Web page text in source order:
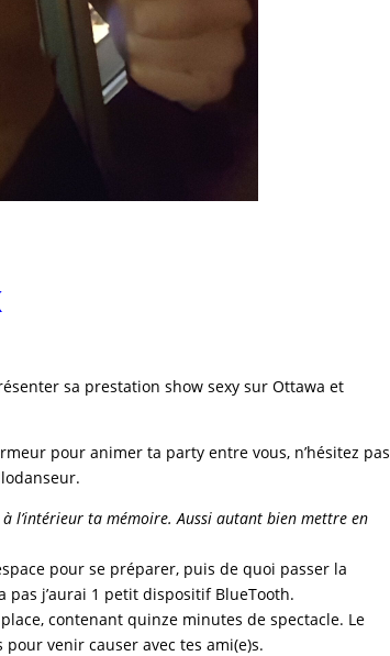
sa prestation show sexy sur Ottawa et
pour animer ta party entre vous, n’hésitez pas
l’intérieur ta mémoire. Aussi autant bien mettre en
pour se préparer, puis de quoi passer la
pas j’aurai 1 petit dispositif BlueTooth.
contenant quinze minutes de spectacle. Le
venir causer avec tes ami(e)s.